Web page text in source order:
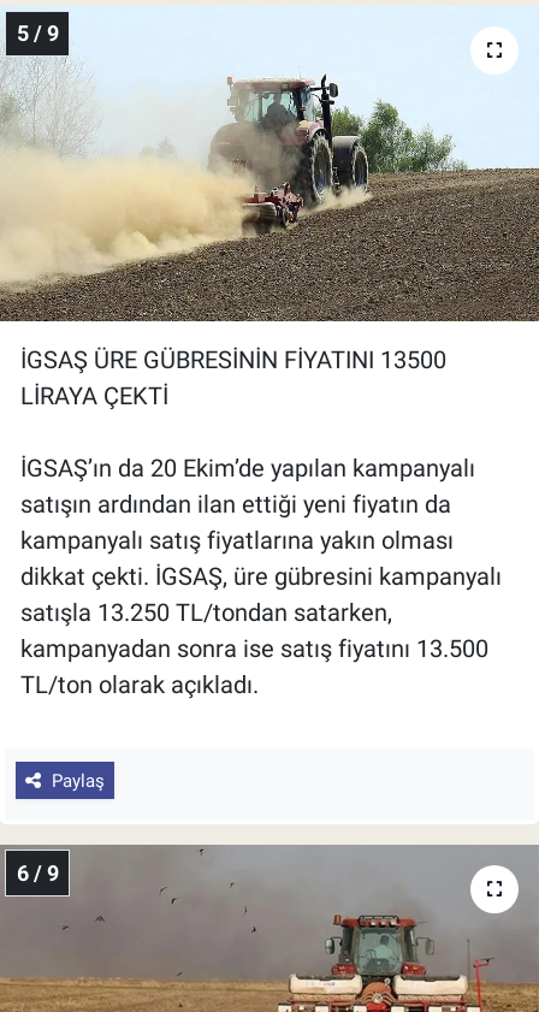
5 / 9
İGSAŞ ÜRE GÜBRESİNİN FİYATINI 13500
LİRAYA ÇEKTİ
İGSAŞ’ın da 20 Ekim’de yapılan kampanyalı
satışın ardından ilan ettiği yeni fiyatın da
kampanyalı satış fiyatlarına yakın olması
dikkat çekti. İGSAŞ, üre gübresini kampanyalı
satışla 13.250 TL/tondan satarken,
kampanyadan sonra ise satış fiyatını 13.500
TL/ton olarak açıkladı.
Paylaş
6 / 9